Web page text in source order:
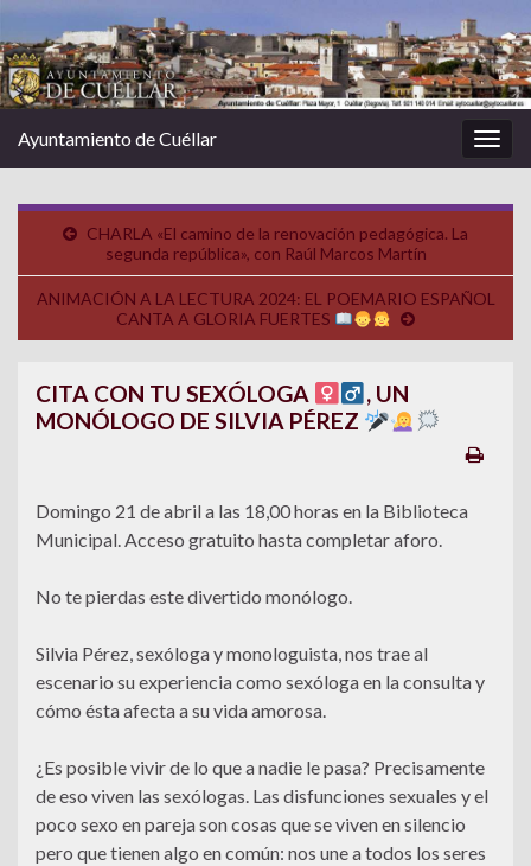
la
Ayuntamiento de Cuéllar
CHARLA «El camino de la renovación pedagógica. La
segunda república», con Raúl Marcos Martín
ANIMACIÓN A LA LECTURA 2024: EL POEMARIO ESPAÑOL
CANTA A GLORIA FUERTES
CITA CON TU SEXÓLOGA
, UN
MONÓLOGO DE SILVIA PÉREZ
Domingo 21 de abril a las 18,00 horas en la Biblioteca
Municipal. Acceso gratuito hasta completar aforo.
No te pierdas este divertido monólogo.
Silvia Pérez, sexóloga y monologuista, nos trae al
escenario su experiencia como sexóloga en la consulta y
cómo ésta afecta a su vida amorosa.
¿Es posible vivir de lo que a nadie le pasa? Precisamente
de eso viven las sexólogas. Las disfunciones sexuales y el
poco sexo en pareja son cosas que se viven en silencio
pero que tienen algo en común: nos une a todos los seres